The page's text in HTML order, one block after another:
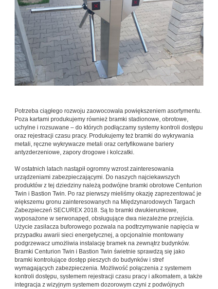
Potrzeba ciągłego rozwoju zaowocowała powiększeniem asortymentu.
Poza kartami produkujemy również bramki stadionowe, obrotowe,
uchylne i rozsuwane – do których podłączamy systemy kontroli dostępu
oraz rejestracji czasu pracy. Produkujemy też bramki do wykrywania
metali, ręczne wykrywacze metali oraz certyfikowane bariery
antyzderzeniowe, zapory drogowe i kolczatki.
W ostatnich latach nastąpił ogromny wzrost zainteresowania
urządzeniami zabezpieczającymi. Do naszych najciekawszych
produktów z tej dziedziny należą podwójne bramki obrotowe Centurion
Twin i Bastion Twin. Po raz pierwszy mieliśmy okazję zaprezentować je
większemu gronu zainteresowanych na Międzynarodowych Targach
Zabezpieczeń SECUREX 2018. Są to bramki dwukierunkowe,
wyposażone w serwonapęd, obsługujące dwa niezależne przejścia.
Użycie zasilacza buforowego pozwala na podtrzymywanie napięcia w
przypadku awarii sieci energetycznej, a opcjonalnie montowany
podgrzewacz umożliwia instalację bramek na zewnątrz budynków.
Bramki Centurion Twin i Bastion Twin świetnie sprawdzą się jako
bramki kontrolujące dostęp pieszych do budynków i stref
wymagających zabezpieczenia. Możliwość połączenia z systemem
kontroli dostępu, systemem rejestracji czasu pracy i alkomatem, a także
integracja z wizyjnym systemem dozorowym czyni z podwójnych